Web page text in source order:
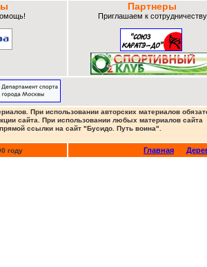
Партнеры
Приглашаем к
При использовании авторских материалов
сайта. При использовании любых материалов сайта
ссылки на сайт "Бусидо. Путь воина".
году Главная